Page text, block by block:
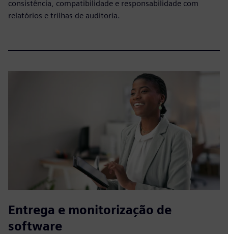
consistência, compatibilidade e responsabilidade com
relatórios e trilhas de auditoria.
Entrega e monitorização de
software